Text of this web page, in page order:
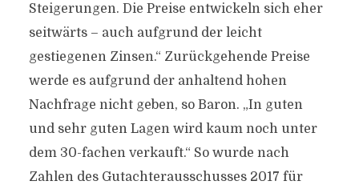
Steigerungen. Die Preise entwickeln sich eher
seitwärts – auch aufgrund der leicht
gestiegenen Zinsen.“ Zurückgehende Preise
werde es aufgrund der anhaltend hohen
Nachfrage nicht geben, so Baron. „In guten
und sehr guten Lagen wird kaum noch unter
dem 30-fachen verkauft.“ So wurde nach
Zahlen des Gutachterausschusses 2017 für